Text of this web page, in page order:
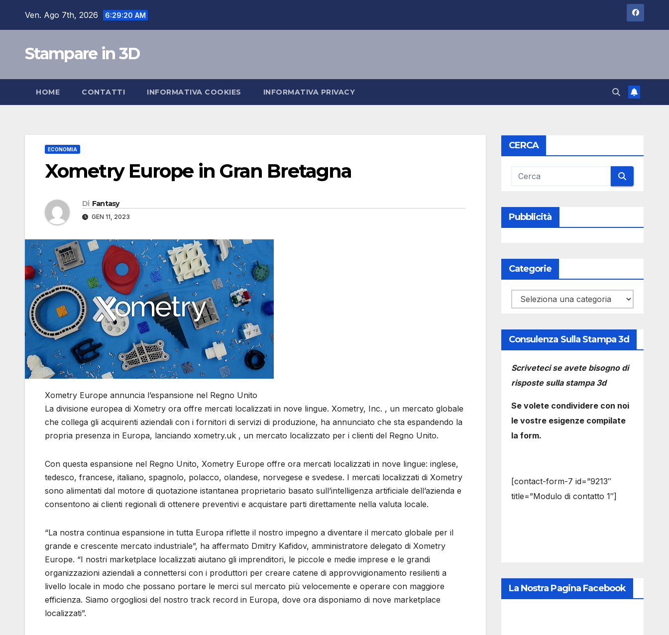
Ven. Ago 7th, 2026 6:29:20 AM
Stampare in 3D
HOME CONTATTI INFORMATIVA COOKIES INFORMATIVA PRIVACY
ECONOMIA
Xometry Europe in Gran Bretagna
Di Fantasy
GEN 11, 2023
Xometry Europe annuncia l’espansione nel Regno Unito
La divisione europea di Xometry ora offre mercati localizzati in nove lingue. Xometry, Inc. , un mercato globale
che collega gli acquirenti aziendali con i fornitori di servizi di produzione, ha annunciato che sta espandendo la
propria presenza in Europa, lanciando xometry.uk , un mercato localizzato per i clienti del Regno Unito.
Con questa espansione nel Regno Unito, Xometry Europe offre ora mercati localizzati in nove lingue: inglese,
tedesco, francese, italiano, spagnolo, polacco, olandese, norvegese e svedese. I mercati localizzati di Xometry
sono alimentati dal motore di quotazione istantanea proprietario basato sull’intelligenza artificiale dell’azienda e
consentono ai clienti regionali di ottenere preventivi e acquistare parti direttamente nella valuta locale.
“La nostra continua espansione in tutta Europa riflette il nostro impegno a diventare il mercato globale per il
grande e crescente mercato industriale”, ha affermato Dmitry Kafidov, amministratore delegato di Xometry
Europe. “I nostri marketplace localizzati aiutano gli imprenditori, le piccole e medie imprese e le grandi
organizzazioni aziendali a connettersi con i produttori per creare catene di approvvigionamento resilienti a
livello locale in modo che possano portare le merci sul mercato più velocemente e operare con maggiore
efficienza. Siamo orgogliosi del nostro track record in Europa, dove ora disponiamo di nove marketplace
localizzati”.
CERCA
Pubblicità
Categorie
Categorie
Consulenza Sulla Stampa 3d
Scriveteci se avete bisogno di
risposte sulla stampa 3d
Se volete condividere con noi
le vostre esigenze compilate
la form.
[contact-form-7 id=”9213″
title=”Modulo di contatto 1″]
La Nostra Pagina Facebook